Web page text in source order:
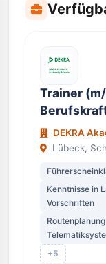
Trainer
DEKRA
Lübeck,
Kenntnisse in
Vorschriften
+5